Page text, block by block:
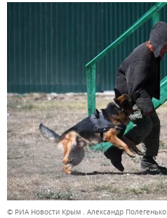
© РИА Новости Крым . Александр Полегенько